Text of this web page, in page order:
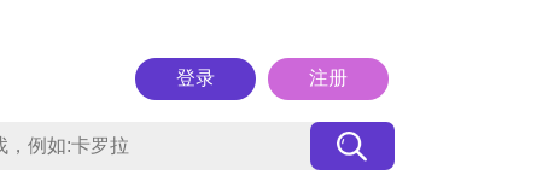
登录 注册